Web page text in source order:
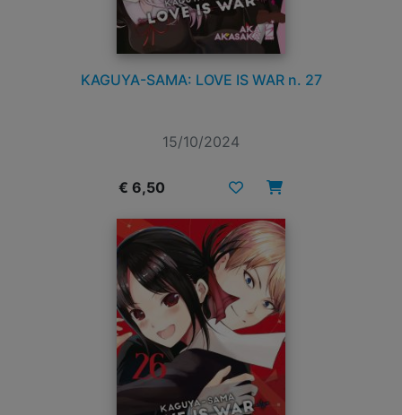
KAGUYA-SAMA: LOVE IS WAR n. 27
15/10/2024
€ 6,50